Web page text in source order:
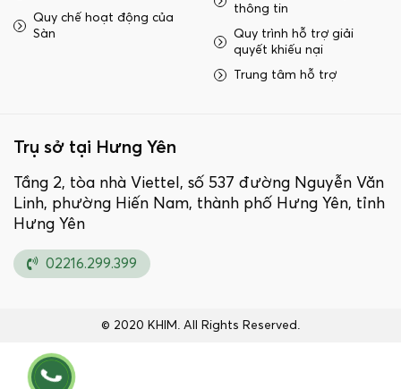
Quy chế hoạt động của
Sàn
thông tin
Quy trình hỗ trợ giải
quyết khiếu nại
Trung tâm hỗ trợ
Trụ sở tại Hưng Yên
Tầng 2, tòa nhà Viettel, số 537 đường Nguyễn Văn
Linh, phường Hiến Nam, thành phố Hưng Yên, tỉnh
Hưng Yên
02216.299.399
© 2020 KHIM. All Rights Reserved.